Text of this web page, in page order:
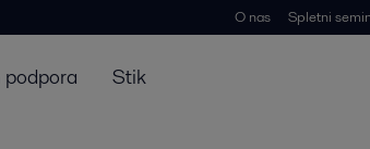
O nas Spletni
podpora Stik